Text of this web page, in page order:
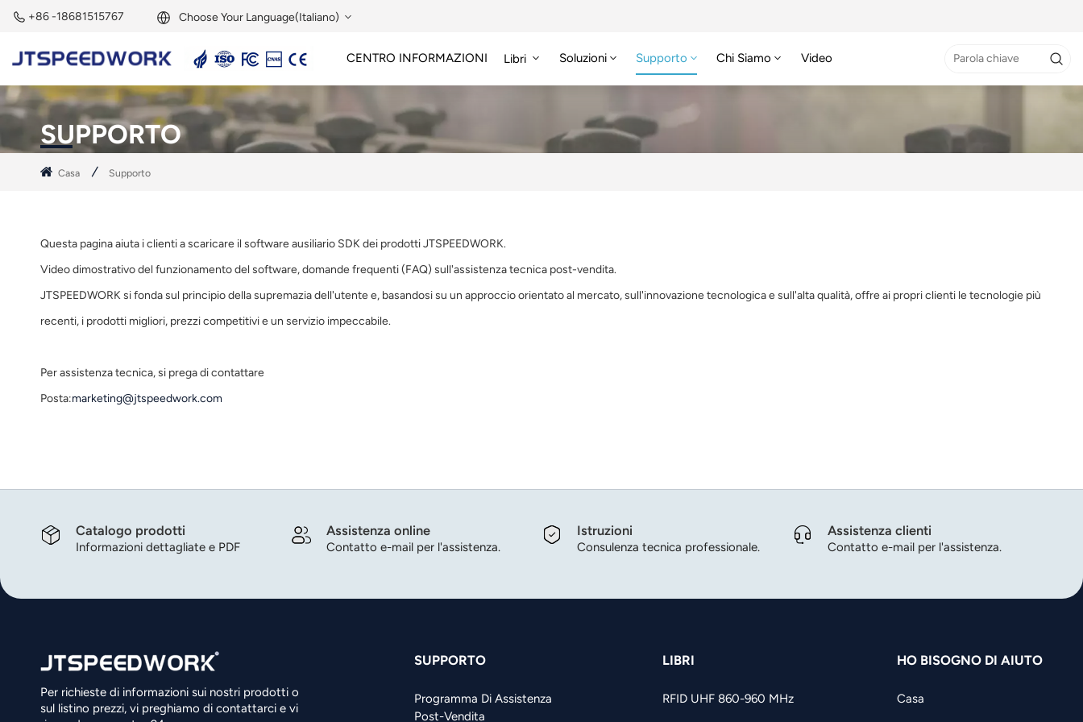
+86 -18681515767 Choose Your Language(Italiano)
English
Français
Deutsch
Español
Português
عربي
Indonesia
CENTRO INFORMAZIONI Libri Soluzioni Supporto Chi Siamo Video
SUPPORTO
Casa Supporto
Questa pagina aiuta i clienti a scaricare il software ausiliario SDK dei prodotti JTSPEEDWORK.
Video dimostrativo del funzionamento del software, domande frequenti (FAQ) sull'assistenza tecnica post-vendita.
JTSPEEDWORK si fonda sul principio della supremazia dell'utente e, basandosi su un approccio orientato al mercato, sull'innovazione tecnologica e sull'alta qualità, offre ai propri clienti le tecnologie più
recenti, i prodotti migliori, prezzi competitivi e un servizio impeccabile.
Per assistenza tecnica, si prega di contattare
Posta:marketing@jtspeedwork.com
Catalogo prodotti
Informazioni dettagliate e PDF
Assistenza online
Contatto e-mail per l'assistenza.
Istruzioni
Consulenza tecnica professionale.
Assistenza clienti
Contatto e-mail per l'assistenza.
Per richieste di informazioni sui nostri prodotti o
sul listino prezzi, vi preghiamo di contattarci e vi
SUPPORTO
Programma Di Assistenza
Post-Vendita
LIBRI
RFID UHF 860-960 MHz
HO BISOGNO DI AIUTO
Casa